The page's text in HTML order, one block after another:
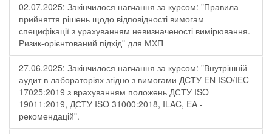
02.07.2025: Закінчилося навчання за курсом: "Правила
прийняття рішень щодо відповідності вимогам
специфікації з урахуванням невизначеності вимірювання.
Ризик-орієнтований підхід" для МХП
27.06.2025: Закінчилося навчання за курсом: "Внутрішній
аудит в лабораторіях згідно з вимогами ДСТУ EN ISO/IEC
17025:2019 з врахуванням положень ДСТУ ISO
19011:2019, ДСТУ ISO 31000:2018, ILAC, EA -
рекомендацій".